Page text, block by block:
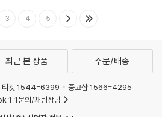
3 4 5
최근 본 상품 주문/배송
티켓 1544-6399
중고샵 1566-4295
1:1문의/채팅상담